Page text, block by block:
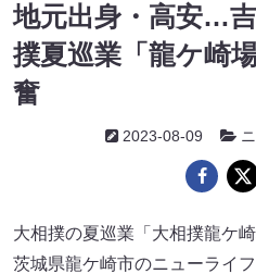
地元出身・高安…
撲夏巡業「龍ケ崎
奮
2023-08-09
大相撲の夏巡業「大相撲龍ケ
茨城県龍ケ崎市のニューライ